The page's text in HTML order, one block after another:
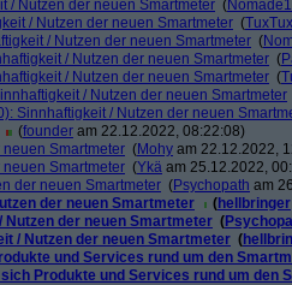
/ Nutzen der neuen Smartmeter (Nomade1
/ Nutzen der neuen Smartmeter (TuxTux
/ Nutzen der neuen Smartmeter (
/ Nutzen der neuen Smartmeter (
/ Nutzen der neuen Smartmeter (
/ Nutzen der neuen Smartmeter
Sinnhaftigkeit / Nutzen der neuen
(founder am 22.12.2022, 08:22:08)
Smartmeter (Mohy am 22.12.2022,
Smartmeter (Ykä am 25.12.2022,
der neuen Smartmeter (Psychopath am
der neuen Smartmeter
(hellbringer
Nutzen der neuen Smartmeter (
/ Nutzen der neuen Smartmeter (
und Services rund um den
Produkte und Services rund um den